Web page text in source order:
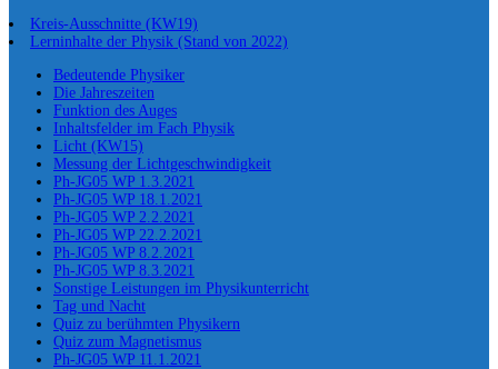
Kreis-Ausschnitte (KW19)
Lerninhalte der Physik (Stand von 2022)
Bedeutende Physiker
Die Jahreszeiten
Funktion des Auges
Inhaltsfelder im Fach Physik
Licht (KW15)
Messung der Lichtgeschwindigkeit
Ph-JG05 WP 1.3.2021
Ph-JG05 WP 18.1.2021
Ph-JG05 WP 2.2.2021
Ph-JG05 WP 22.2.2021
Ph-JG05 WP 8.2.2021
Ph-JG05 WP 8.3.2021
Sonstige Leistungen im Physikunterricht
Tag und Nacht
Quiz zu berühmten Physikern
Quiz zum Magnetismus
Ph-JG05 WP 11.1.2021